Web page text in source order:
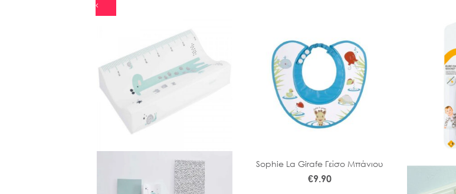
Sophie La Girafe Γείσο Μπάνιου
€9.90